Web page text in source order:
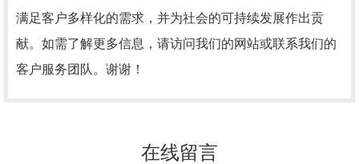
满足客户多样化的需求，并为社会的可持续发展作出贡
献。如需了解更多信息，请访问我们的网站或联系我们的
客户服务团队。谢谢！
在线留言